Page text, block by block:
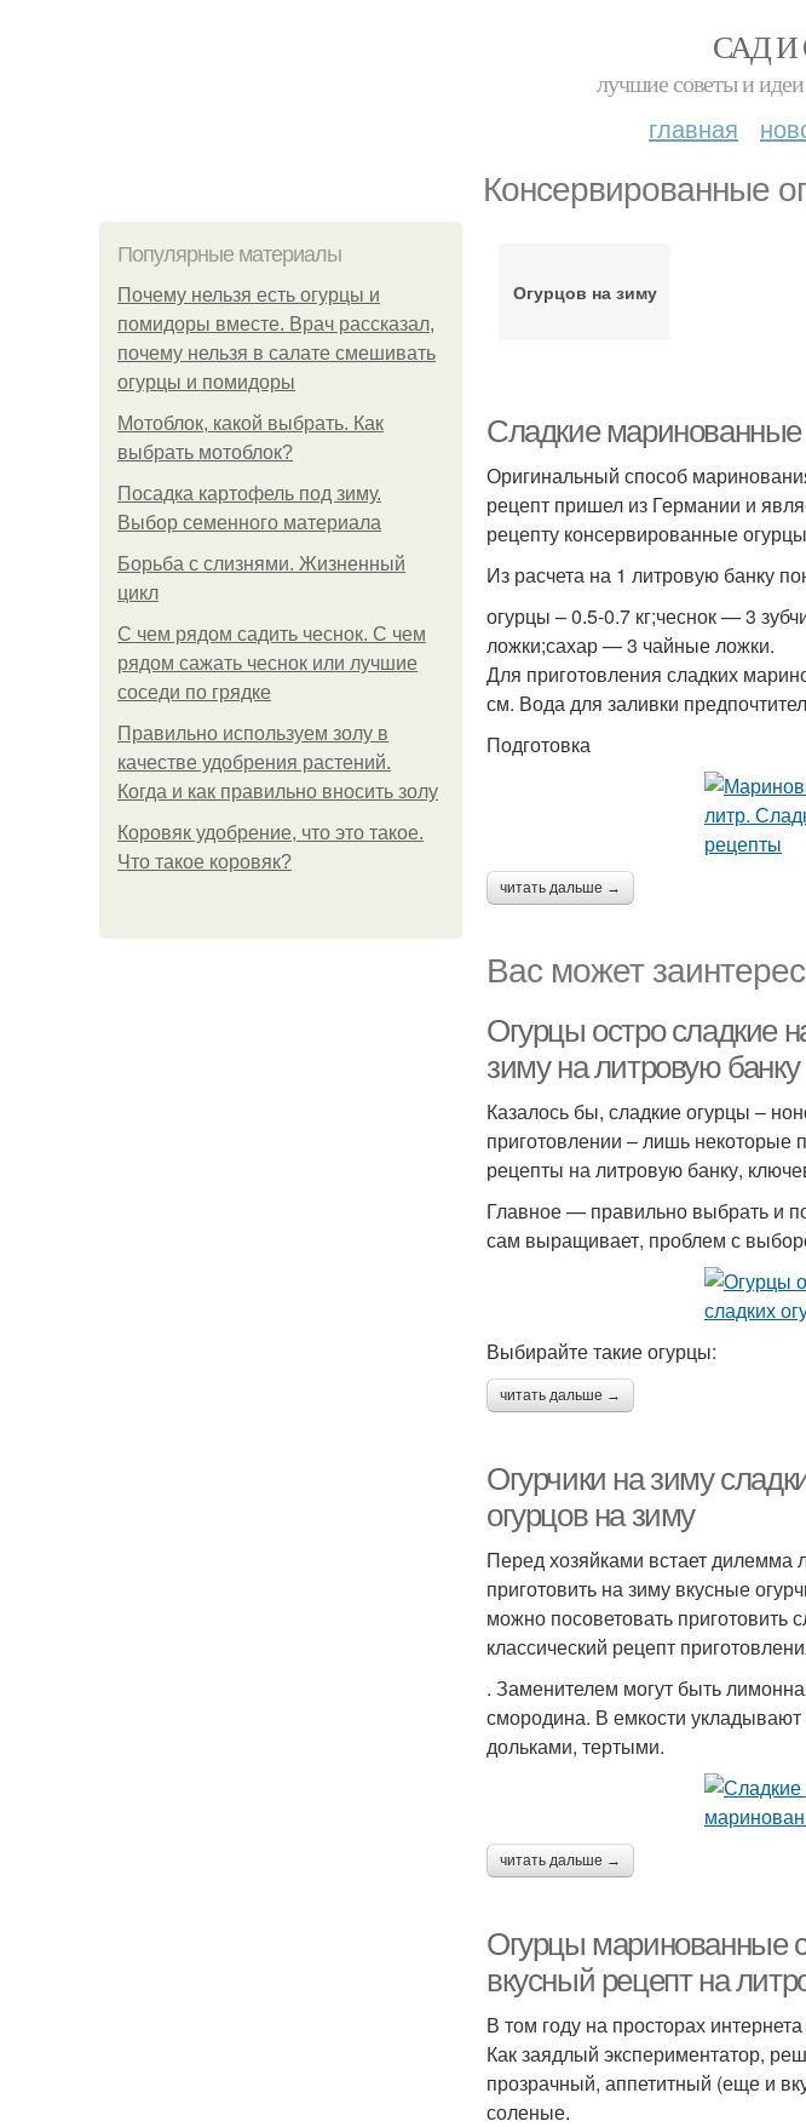
САД И
лучшие советы и идеи
главная
Консервированные
Популярные материалы
Почему нельзя есть огурцы и
помидоры вместе. Врач рассказал,
почему нельзя в салате смешивать
огурцы и помидоры
Мотоблок, какой выбрать. Как
выбрать мотоблок?
Посадка картофель под зиму.
Выбор семенного материала
Борьба с слизнями. Жизненный
цикл
С чем рядом садить чеснок. С чем
рядом сажать чеснок или лучшие
соседи по грядке
Правильно используем золу в
качестве удобрения растений.
Когда и как правильно вносить золу
Коровяк удобрение, что это такое.
Что такое коровяк?
Огурцов на зиму
Сладкие маринованные
Оригинальный способ
рецепт пришел из Германии и
рецепту консервированные
Из расчета на 1 литровую банку
огурцы – 0.5-0.7 кг;чеснок — 3
ложки;сахар — 3 чайные ложки.
Для приготовления сладких
см. Вода для заливки
Подготовка
читать дальше →
Вас может
Огурцы остро сладкие
зиму на литровую банку
Казалось бы, сладкие огурцы –
приготовлении – лишь некоторые
рецепты на литровую банку,
Главное — правильно выбрать и
сам выращивает, проблем с
Выбирайте такие огурцы:
читать дальше →
Огурчики на зиму
огурцов на зиму
Перед хозяйками встает дилемма
приготовить на зиму вкусные
можно посоветовать приготовить
классический рецепт
. Заменителем могут быть
смородина. В емкости
дольками, тертыми.
читать дальше →
Огурцы маринованные
вкусный рецепт на
В том году на просторах
Как заядлый экспериментатор,
прозрачный, аппетитный (еще и
соленые.